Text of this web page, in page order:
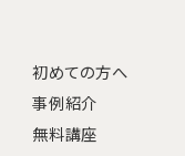
初めての方へ
事例紹介
無料講座